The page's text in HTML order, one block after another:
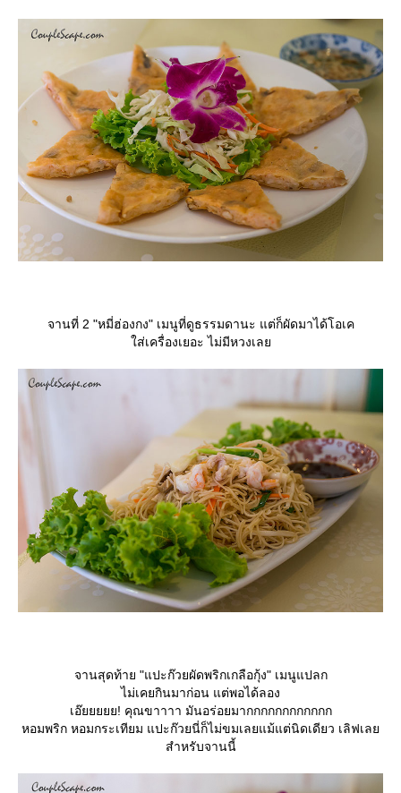
จานที่ 2 "หมี่ฮ่องกง" เมนูที่ดูธรรมดานะ แต่ก็ผัดมาได้โอเค
ส่เครื่องเยอะ ไม่มีหวงเล
จานสุดท้าย "แปะก๊วยผัดพริกเกลือกุ้ง" เมนูแปลก
ไม่เคยกินมาก่อน แต่พอได้ลอง
เอ๊ยยยยย! คุณขาาาา มันอร่อยมากกกกกกกกกกกก
หอมพริก หอมกระเทียม แปะก๊วยนี่ก็ไม่ขมเลยแม้แต่นิดเดียว เลิฟเล
สำหรับจานนี้